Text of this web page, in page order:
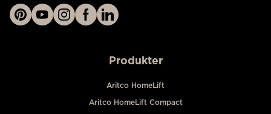
Produkter
Aritco HomeLift
Aritco HomeLift Compact